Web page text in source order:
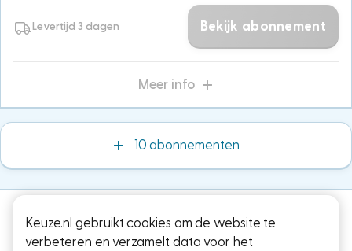
Keuze.nl gebruikt cookies om de website te
verbeteren en verzamelt data voor het
Meer info
Bekijk abonnement
Levertijd 3 dagen
10 abonnementen